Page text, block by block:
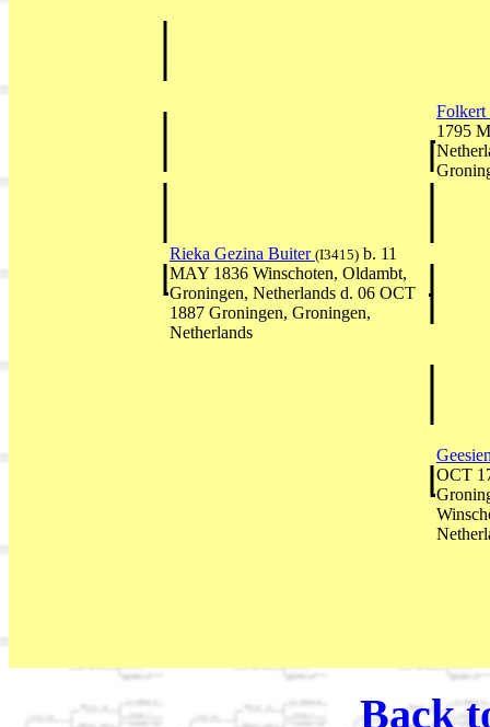
1795
Rieka Gezina Buiter (I3415) b. 11
MAY 1836 Winschoten, Oldambt,
Groningen, Netherlands d. 06 OCT
1887 Groningen, Groningen,
Netherlands
OCT
Back